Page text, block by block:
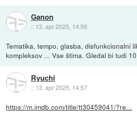
Ganon
:: 13. apr 2025, 14:56
Tematika, tempo, glasba, disfunkcionalni
kompleksov ... Vse štima. Gledal bi tudi
Ryuchi
:: 13. apr 2025, 14:57
https://m.imdb.com/title/tt30459041/?re...